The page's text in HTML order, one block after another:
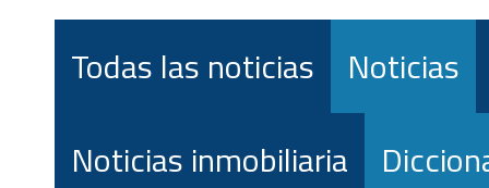
Todas las noticias
Noticias
Noticias inmobiliaria